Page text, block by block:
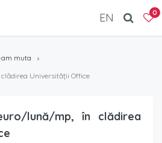
0
EN
am muta
Universităţii Office
lună/mp, în clădirea